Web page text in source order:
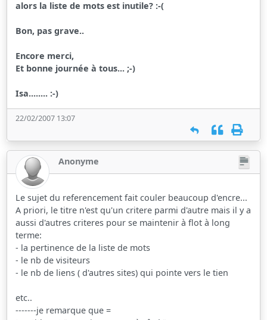
alors la liste de mots est inutile? :-(
Bon, pas grave..
Encore merci,
Et bonne journée à tous... ;-)
Isa........ :-)
22/02/2007 13:07
Anonyme
Le sujet du referencement fait couler beaucoup d'encre...
A priori, le titre n'est qu'un critere parmi d'autre mais il y a
aussi d'autres criteres pour se maintenir à flot à long
terme:
- la pertinence de la liste de mots
- le nb de visiteurs
- le nb de liens ( d'autres sites) qui pointe vers le tien
etc..
-------je remarque que =